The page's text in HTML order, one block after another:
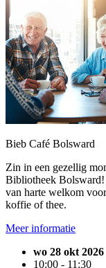
Bieb Café Bolsward
Zin in een gezellig
Bibliotheek Bolsward!
van harte welkom
koffie of thee.
Meer informatie
wo 28 okt 2026
10:00 - 11:30